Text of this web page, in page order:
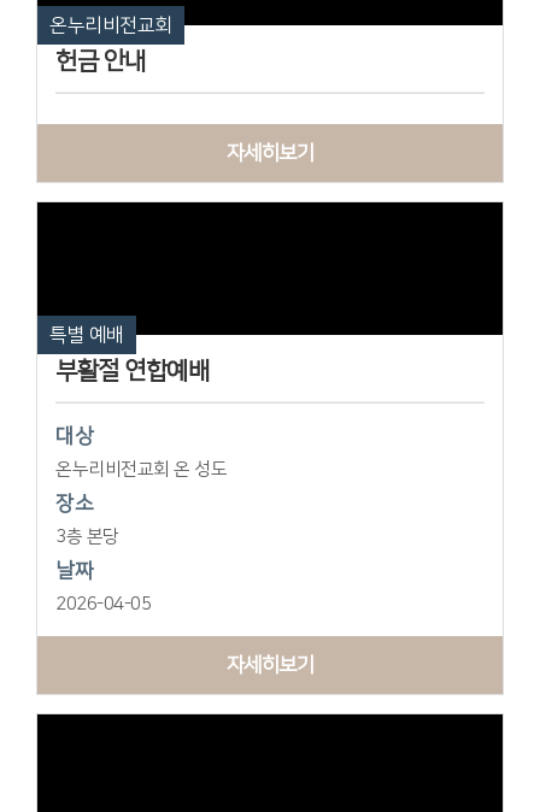
온누리비전교회
헌금 안내
자세히보기
특별 예배
부활절 연합예배
대상
온누리비전교회 온 성도
장소
3층 본당
날짜
2026-04-05
자세히보기